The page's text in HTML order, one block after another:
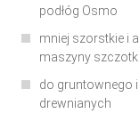
podłóg Osmo
mniej szorstkie i
maszyny
do gruntownego
drewnianych